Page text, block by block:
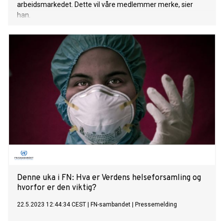
arbeidsmarkedet. Dette vil våre medlemmer merke, sier
han.
Denne uka i FN: Hva er Verdens helseforsamling og
hvorfor er den viktig?
22.5.2023 12:44:34 CEST FN-sambandet Pressemelding